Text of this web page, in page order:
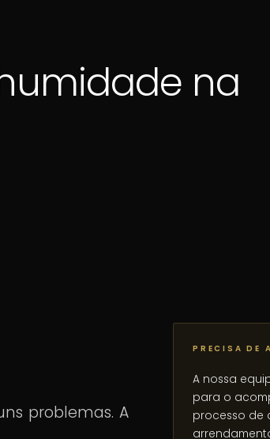
na
PRECISA DE
A nossa
para o
processo de
problemas. A